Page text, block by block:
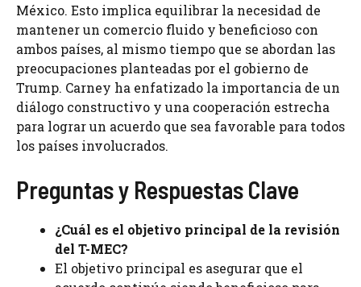
México. Esto implica equilibrar la necesidad de
mantener un comercio fluido y beneficioso con
ambos países, al mismo tiempo que se abordan las
preocupaciones planteadas por el gobierno de
Trump. Carney ha enfatizado la importancia de un
diálogo constructivo y una cooperación estrecha
para lograr un acuerdo que sea favorable para todos
los países involucrados.
Preguntas y Respuestas Clave
¿Cuál es el objetivo principal de la revisión
del T-MEC?
El objetivo principal es asegurar que el